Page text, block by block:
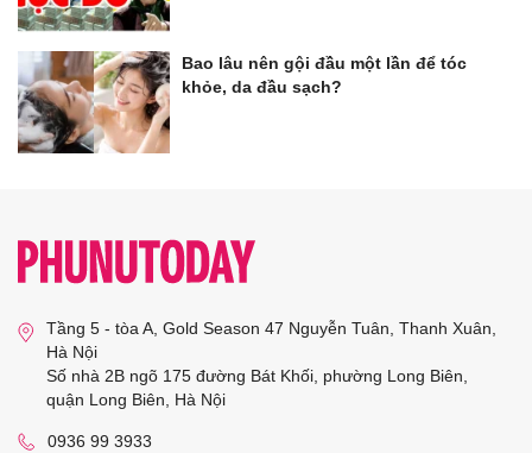
Bao lâu nên gội đầu một lần để tóc
khỏe, da đầu sạch?
Tầng 5 - tòa A, Gold Season 47 Nguyễn Tuân, Thanh Xuân,
Hà Nội
Số nhà 2B ngõ 175 đường Bát Khối, phường Long Biên,
quận Long Biên, Hà Nội
0936 99 3933